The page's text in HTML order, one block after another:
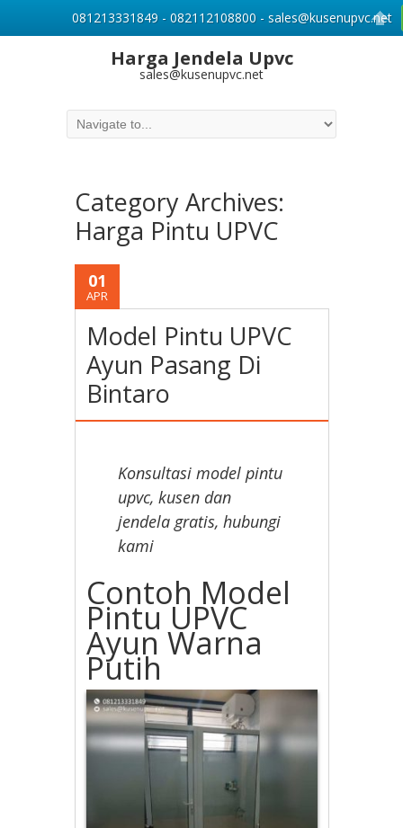
Harga Jendela Upvc
sales@kusenupvc.net
Category Archives:
Harga Pintu UPVC
01
APR
Model Pintu UPVC
Ayun Pasang Di
Bintaro
Konsultasi model pintu
upvc, kusen dan
jendela gratis, hubungi
kami
Contoh Model
Pintu UPVC
Ayun Warna
Putih
081213331849 - 082112108800 - sales@kusenupvc.net